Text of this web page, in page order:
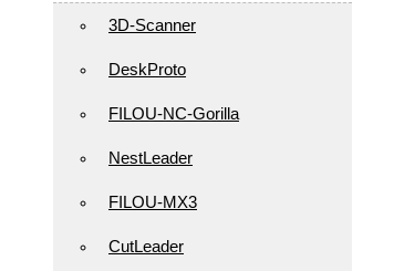
3D-Scanner
DeskProto
FILOU-NC-Gorilla
NestLeader
FILOU-MX3
CutLeader